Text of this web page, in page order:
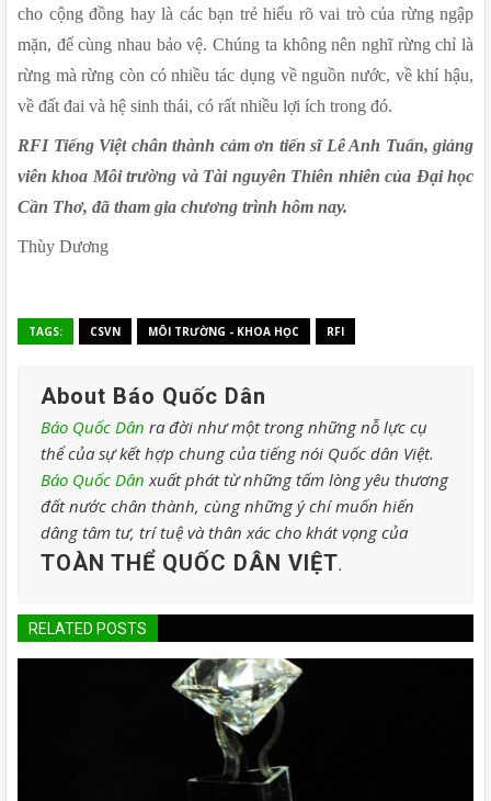
cho cộng đồng hay là các bạn trẻ hiểu rõ vai trò của rừng ngập
mặn, để cùng nhau bảo vệ. Chúng ta không nên nghĩ rừng chỉ là
rừng mà rừng còn có nhiều tác dụng về nguồn nước, về khí hậu,
về đất đai và hệ sinh thái, có rất nhiều lợi ích trong đó.
RFI Tiếng Việt chân thành cảm ơn tiến sĩ Lê Anh Tuấn, giảng
viên khoa Môi trường và Tài nguyên Thiên nhiên của Đại học
Cần Thơ, đã tham gia chương trình hôm nay.
Thùy Dương
TAGS: CSVN MÔI TRƯỜNG - KHOA HỌC RFI
About Báo Quốc Dân
Báo Quốc Dân ra đời như một trong những nỗ lực cụ
thể của sự kết hợp chung của tiếng nói Quốc dân Việt.
Báo Quốc Dân xuất phát từ những tấm lòng yêu thương
đất nước chân thành, cùng những ý chí muốn hiến
dâng tâm tư, trí tuệ và thân xác cho khát vọng của
TOÀN THỂ QUỐC DÂN VIỆT.
RELATED POSTS